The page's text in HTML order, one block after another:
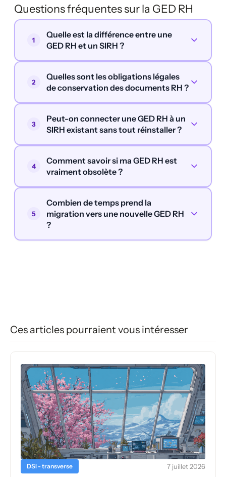
Questions fréquentes sur la GED RH
1
Quelle est la différence entre une
GED RH et un SIRH ?
2
Quelles sont les obligations légales
de conservation des documents RH ?
3
Peut-on connecter une GED RH à un
SIRH existant sans tout réinstaller ?
4
Comment savoir si ma GED RH est
vraiment obsolète ?
5
Combien de temps prend la
migration vers une nouvelle GED RH
?
Ces articles pourraient vous intéresser
DSI - transverse 7 juillet 2026